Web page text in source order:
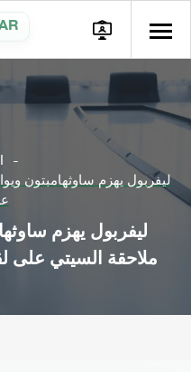
ليفربول يهزم ساوثهامبتون
ليفربول يهزم
ملاحقة السيتي على